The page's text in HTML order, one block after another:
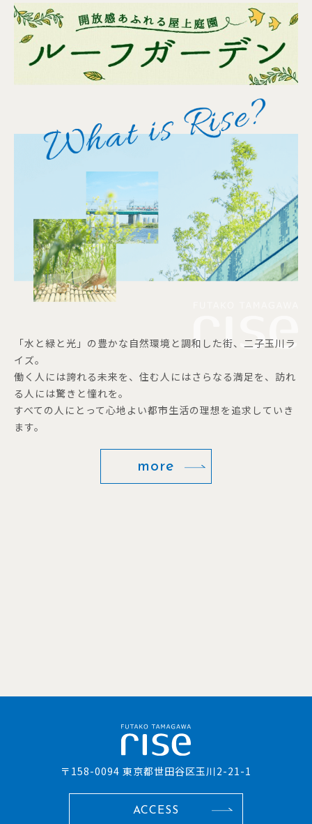
「水と緑と光」の豊かな自然環境と調和した街、二子玉川ラ
イズ。
働く人には誇れる未来を、住む人にはさらなる満足を、訪れ
る人には驚きと憧れを。
すべての人にとって心地よい都市生活の理想を追求していき
ます。
more
〒158-0094 東京都世田谷区玉川2-21-1
ACCESS